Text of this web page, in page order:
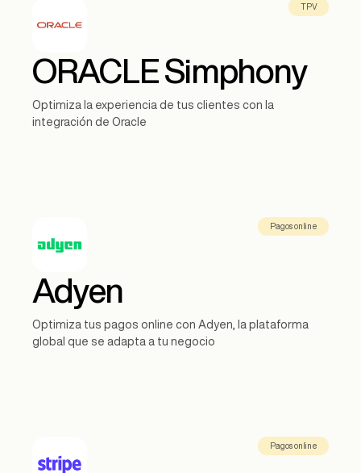
TPV
ORACLE Simphony
Optimiza la experiencia de tus clientes con la
integración de Oracle
Pagos online
Adyen
Optimiza tus pagos online con Adyen, la plataforma
global que se adapta a tu negocio
Pagos online